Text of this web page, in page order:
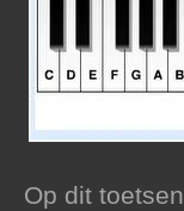
Op dit